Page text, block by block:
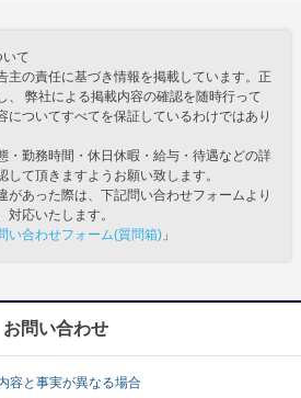
て
主の責任に基づき情報を掲載しています。正
、 弊社による掲載内容の確認を随時行って
についてすべてを保証しているわけではあり
・勤務時間・休日休暇・給与・待遇などの詳
て頂きますようお願い致します。
があった際は、下記問い合わせフォームより
応いたします。
合わせフォーム(質問箱) 」
お問い合わせ
容と事実が異なる場合